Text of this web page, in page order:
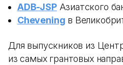
ADB-JSPАзиатского
Chevening в
Для выпускников из
из самых грантовых